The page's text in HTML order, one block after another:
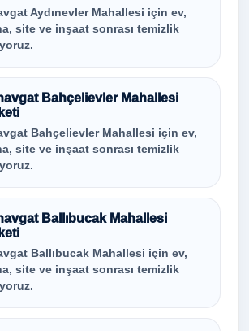
Aydınevler Mahallesi için ev,
site ve inşaat sonrası temizlik
Bahçelievler Mahallesi
Bahçelievler Mahallesi için ev,
site ve inşaat sonrası temizlik
Ballıbucak Mahallesi
Ballıbucak Mahallesi için ev,
site ve inşaat sonrası temizlik